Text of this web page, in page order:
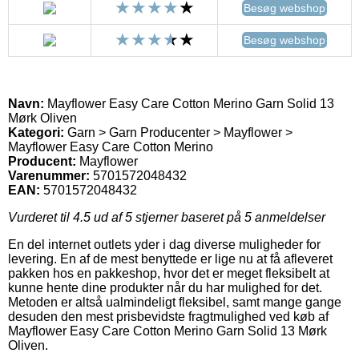
Besøg webshop
Besøg webshop
Navn: Mayflower Easy Care Cotton Merino Garn Solid 13
Mørk Oliven
Kategori: Garn > Garn Producenter > Mayflower >
Mayflower Easy Care Cotton Merino
Producent: Mayflower
Varenummer: 5701572048432
EAN: 5701572048432
Vurderet til 4.5 ud af 5 stjerner baseret på 5 anmeldelser
En del internet outlets yder i dag diverse muligheder for
levering. En af de mest benyttede er lige nu at få afleveret
pakken hos en pakkeshop, hvor det er meget fleksibelt at
kunne hente dine produkter når du har mulighed for det.
Metoden er altså ualmindeligt fleksibel, samt mange gange
desuden den mest prisbevidste fragtmulighed ved køb af
Mayflower Easy Care Cotton Merino Garn Solid 13 Mørk
Oliven.